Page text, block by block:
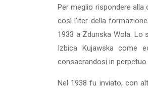
Per meglio rispondere
così l’iter della
1933 a Zdunska Wola. Lo
Izbica Kujawska come
consacrandosi in perpetuo
Nel 1938 fu inviato, con